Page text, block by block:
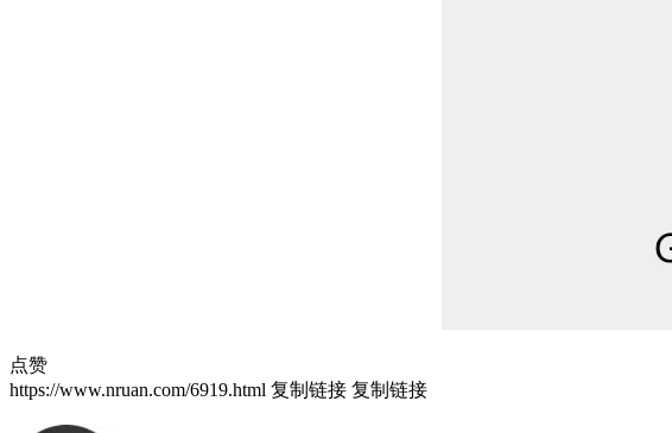
点赞
https://www.nruan.com/6919.html 复制链接 复制链接